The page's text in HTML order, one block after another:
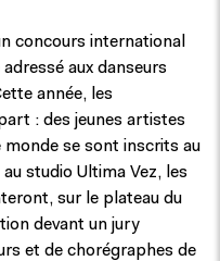
concours international
aux danseurs
année, les
: des jeunes artistes
se sont inscrits au
studio Ultima Vez, les
sur le plateau du
devant un jury
et de chorégraphes de